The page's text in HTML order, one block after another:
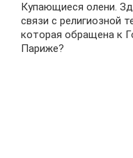
Купающиеся олени.
связи с религиозной
которая обращена к
Париже?